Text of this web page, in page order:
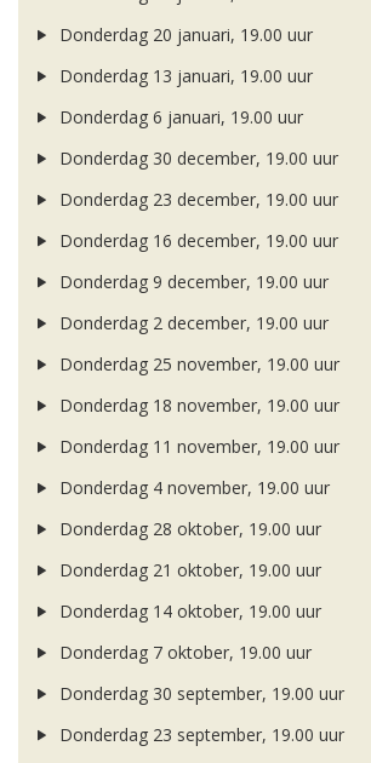
Donderdag 20 januari, 19.00 uur
Donderdag 13 januari, 19.00 uur
Donderdag 6 januari, 19.00 uur
Donderdag 30 december, 19.00 uur
Donderdag 23 december, 19.00 uur
Donderdag 16 december, 19.00 uur
Donderdag 9 december, 19.00 uur
Donderdag 2 december, 19.00 uur
Donderdag 25 november, 19.00 uur
Donderdag 18 november, 19.00 uur
Donderdag 11 november, 19.00 uur
Donderdag 4 november, 19.00 uur
Donderdag 28 oktober, 19.00 uur
Donderdag 21 oktober, 19.00 uur
Donderdag 14 oktober, 19.00 uur
Donderdag 7 oktober, 19.00 uur
Donderdag 30 september, 19.00 uur
Donderdag 23 september, 19.00 uur